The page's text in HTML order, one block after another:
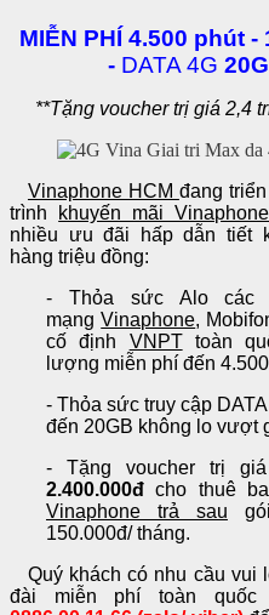
MIỄN PHÍ 4.500 phút -
- DATA 4G
**Tặng voucher trị giá 2,4
Vinaphone HCM đang
trình
khuyến mãi
nhiều ưu đãi hấp dẫn tiết
hàng triệu đồng:
- Thỏa sức Alo các
mạngVinaphone,
cố định VNPTtoàn
lượng miễn phí đến
- Thỏa sức truy cập
đến 20GB không lo vượt
- Tặng voucher trị
2.400.000đcho thuê
Vinaphone trả sau
150.000đ/ tháng.
Quý khách có nhu cầu vui
đài miễn phí toàn quốc